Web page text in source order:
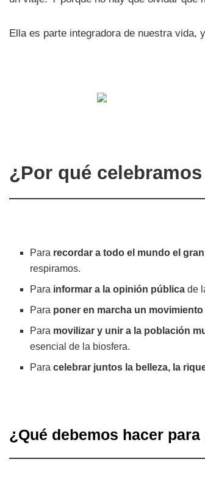
Ella es parte integradora de nuestra vida,
¿Por qué
Para recordar a todo el mundo el
respiramos.
Para informar a la opinión pública de
Para poner en marcha un
Para movilizar y unir a la población
esencial de la biosfera.
Paracelebrar juntos la belleza, la
¿Qué debemos hacer